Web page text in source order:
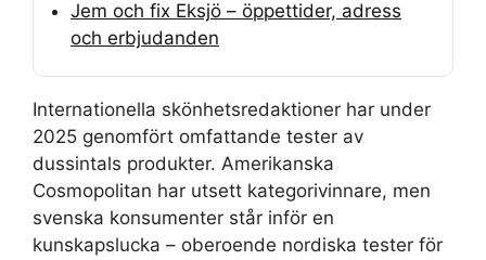
Jem och fix Eksjö – öppettider, adress
och erbjudanden
Internationella skönhetsredaktioner har under
2025 genomfört omfattande tester av
dussintals produkter. Amerikanska
Cosmopolitan har utsett kategorivinnare, men
svenska konsumenter står inför en
kunskapslucka – oberoende nordiska tester för